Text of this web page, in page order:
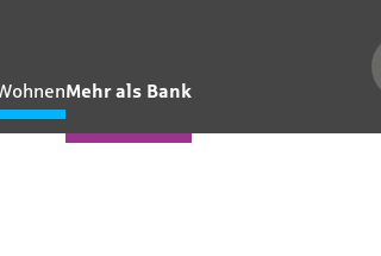
Mehr als Bank